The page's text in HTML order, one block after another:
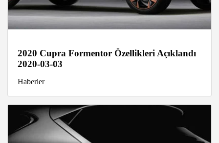
2020 Cupra Formentor Özellikleri Açıklandı
2020-03-03
Haberler